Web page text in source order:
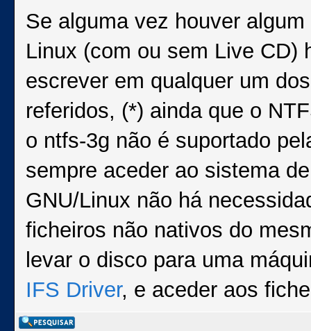
Se alguma vez houver
Linux (com ou sem Live CD)
escrever em qualquer um
referidos, (*) ainda que o
o ntfs-3g não é suportado
sempre aceder ao sistema
GNU/Linux não há
ficheiros não nativos do
levar o disco para uma
IFS Driver, e aceder aos